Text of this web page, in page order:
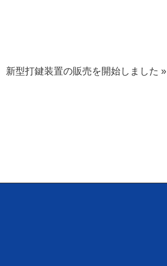
新型打鍵装置の販売を開始しました »